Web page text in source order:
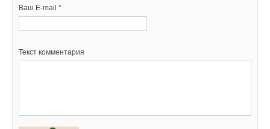
Ваш E-mail *
Текст комментария